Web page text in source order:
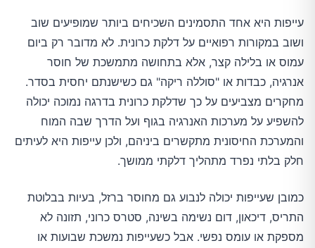
עייפות היא אחד התסמינים השכיחים ביותר שמופיעים שוב
ושוב במקורות רפואיים על דלקת כרונית. לא מדובר רק ביום
עמוס או בלילה קצר, אלא בתחושה מתמשכת של חוסר
אנרגיה, כבדות או "סוללה ריקה" גם כשישנתם יחסית בסדר.
מחקרים מצביעים על כך שדלקת כרונית בדרגה נמוכה יכולה
להשפיע על מערכות האנרגיה בגוף ועל הדרך שבה המוח
והמערכת החיסונית מתקשרים ביניהם, ולכן עייפות היא לעיתים
חלק בלתי נפרד מתהליך דלקתי ממושך.
כמובן שעייפות יכולה לנבוע גם מחוסר ברזל, בעיות בבלוטת
התריס, דיכאון, דום נשימה בשינה, סטרס כרוני, תזונה לא
מספקת או עומס נפשי. אבל כשעייפות נמשכת שבועות או